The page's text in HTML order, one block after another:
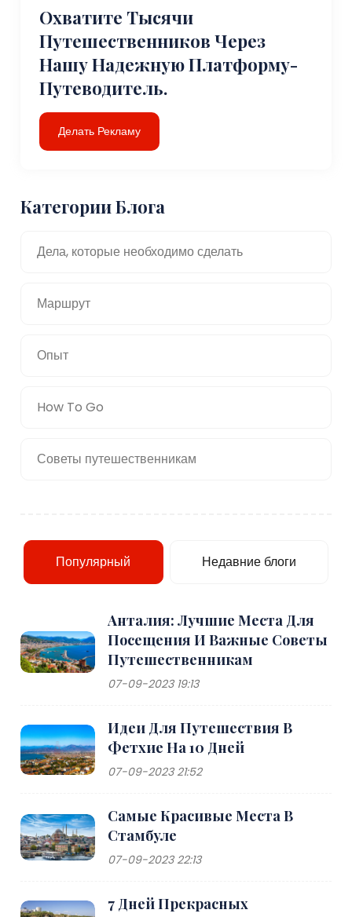
Охватите Тысячи
Путешественников Через
Нашу Надежную Платформу-
Путеводитель.
Делать Рекламу
Категории Блога
Дела, которые необходимо сделать
Маршрут
Опыт
How To Go
Советы путешественникам
Популярный Недавние блоги
Анталия: Лучшие Места Для
Посещения И Важные Советы
Путешественникам
07-09-2023 19:13
Идеи Для Путешествия В
Фетхие На 10 Дней
07-09-2023 21:52
Самые Красивые Места В
Стамбуле
07-09-2023 22:13
7 Дней Прекрасных